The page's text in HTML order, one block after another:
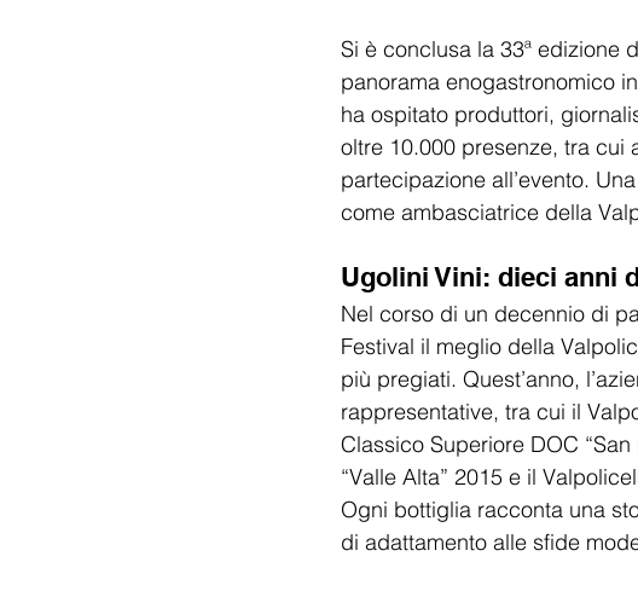
Si è conclusa la 33ª edizione
panorama enogastronomico
ha ospitato produttori,
oltre 10.000 presenze, tra cui
partecipazione all’evento.
come ambasciatrice della
Ugolini Vini: dieci anni
Nel corso di un decennio di
Festival il meglio della
più pregiati. Quest’anno,
rappresentative, tra cui il
Classico Superiore DOC
“Valle Alta” 2015 e il
Ogni bottiglia racconta una
di adattamento alle sfide